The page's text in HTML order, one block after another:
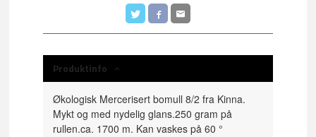
Produktinfo
Økologisk Mercerisert bomull 8/2 fra Kinna.
Mykt og med nydelig glans.250 gram på
rullen.ca. 1700 m. Kan vaskes på 60 °